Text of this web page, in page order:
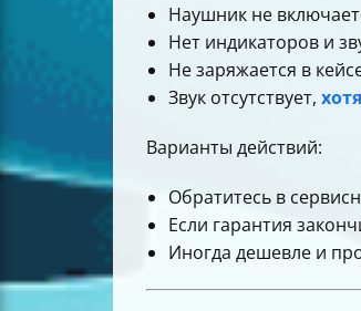
Наушник не
Нет индикаторов и
Не заряжается в
Звук отсутствует,
Варианты действий:
Обратитесь в
Если гарантия
Иногда дешевле и